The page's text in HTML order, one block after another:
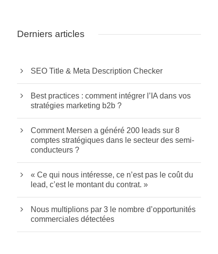
Derniers articles
SEO Title & Meta Description Checker
Best practices : comment intégrer l’IA dans vos
stratégies marketing b2b ?
Comment Mersen a généré 200 leads sur 8
comptes stratégiques dans le secteur des semi-
conducteurs ?
« Ce qui nous intéresse, ce n’est pas le coût du
lead, c’est le montant du contrat. »
Nous multiplions par 3 le nombre d’opportunités
commerciales détectées